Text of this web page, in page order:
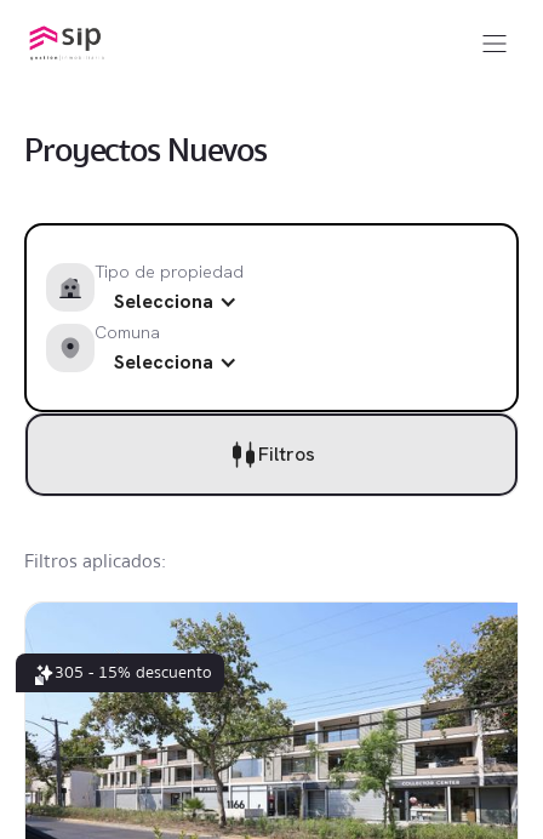
Proyectos Nuevos
Tipo de propiedad
Selecciona
Comuna
Selecciona
Filtros
Filtros aplicados:
305 - 15% descuento